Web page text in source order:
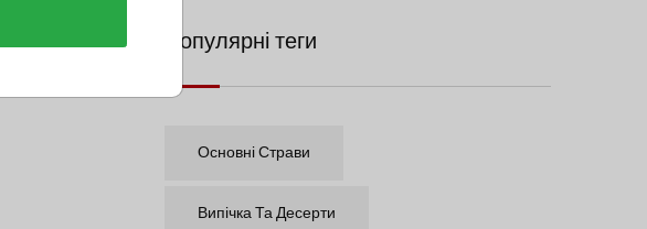
Популярні теги
Основні Страви
Випічка Та Десерти